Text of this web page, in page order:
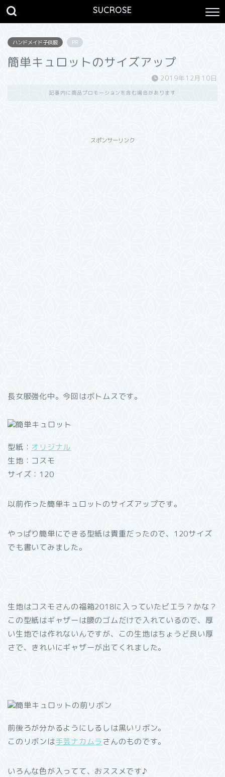
SUCROSE
ハンドメイド子供服 PR
簡単キュロットのサイズアップ
2019年12月10日
記事内に商品プロモーションを含む場合があります
スポンサーリンク
長女服強化中。今回はボトムスです。
型紙： オリジナル
生地：コスモ
サイズ：120
以前作った簡単キュロットのサイズアップです。
やっぱり簡単にできる型紙は貴重だったので、120サイズ
でも書いてみました。
生地はコスモさんの福箱2018に入っていたビエラ？かな？
この型紙はギャザーは腰のゴムだけで入れているので、厚
い生地では作れないんですが、この生地はちょうど良い厚
さで、きれいにギャザーが出てくれました。
前後ろが分かるようにしるしは黒いリボン。
このリボンは手芸ナカムラ さんのものです。
いろんな色が入ってて、おススメです♪